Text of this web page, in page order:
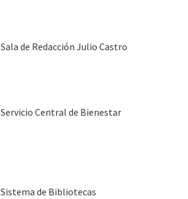
Sala de Redacción Julio Castro
Servicio Central de Bienestar
Sistema de Bibliotecas